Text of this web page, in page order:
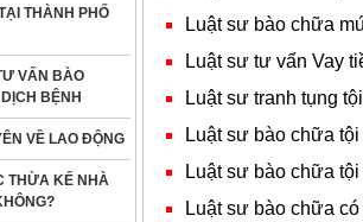
THÀNH PHỐ
VẤN BÀO
BỆNH
VỀ LAO ĐỘNG
THỪA KẾ NHÀ
Luật sư bào chữa
Luật sư tư vấn Vay
Luật sư tranh tụng
Luật sư bào chữa
Luật sư bào chữa
Luật sư bào chữa